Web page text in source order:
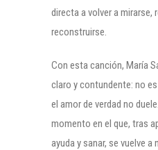
directa a volver a mirarse,
reconstruirse.
Con esta canción, María
claro y contundente: no
el amor de verdad no
momento en el que, tras
ayuda y sanar, se vuelve a